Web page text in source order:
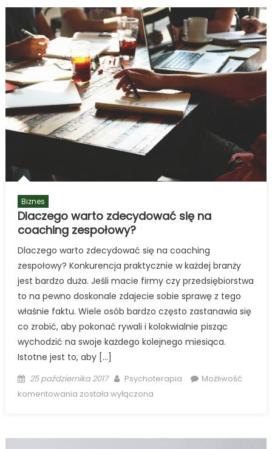
kolana
dąbrowa
górnicza?
Biznes
Dlaczego warto zdecydować się na
coaching zespołowy?
Dlaczego warto zdecydować się na coaching
zespołowy? Konkurencja praktycznie w każdej branży
jest bardzo duża. Jeśli macie firmy czy przedsiębiorstwa
to na pewno doskonale zdajecie sobie sprawę z tego
właśnie faktu. Wiele osób bardzo często zastanawia się
co zrobić, aby pokonać rywali i kolokwialnie pisząc
wychodzić na swoje każdego kolejnego miesiąca.
Istotne jest to, aby […]
Posted
on
25 października 2017 Author
Psychoterapia
Możliwość
komentowania Dlaczego
została wyłączona